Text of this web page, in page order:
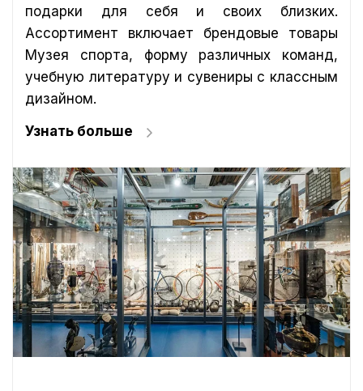
подарки для себя и своих близких.
Ассортимент включает брендовые товары
Музея спорта, форму различных команд,
учебную литературу и сувениры с классным
дизайном.
Узнать больше